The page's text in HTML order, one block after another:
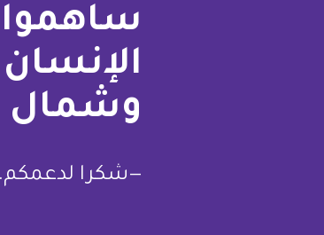
ساهموا
وشمال
—شكرا لدعمكم.